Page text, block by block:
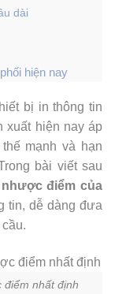
dài
hiện nay
bị in thông tin
xuất hiện nay áp
mạnh và hạn
bài viết sau
điểm của
tin, dễ dàng đưa
nhất định